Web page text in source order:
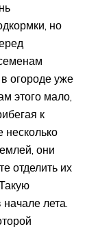
но
огороде уже
этого мало,
к
несколько
они
отделить их
лета.